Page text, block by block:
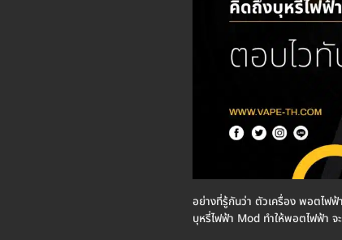
อย่างที่รู้กันว่า ตัวเครื่อง พอตไฟฟ้
บุหรี่ไฟฟ้า Mod ทำให้พอตไฟฟ้า